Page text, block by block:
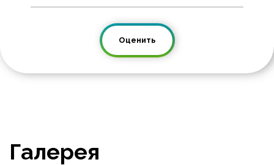
Оценить
Галерея